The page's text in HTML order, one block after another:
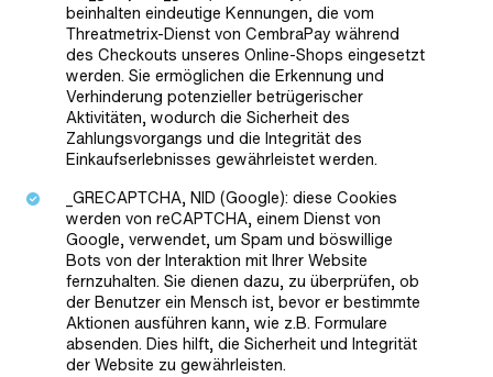
beinhalten eindeutige Kennungen, die vom
Threatmetrix-Dienst von CembraPay während
des Checkouts unseres Online-Shops eingesetzt
werden. Sie ermöglichen die Erkennung und
Verhinderung potenzieller betrügerischer
Aktivitäten, wodurch die Sicherheit des
Zahlungsvorgangs und die Integrität des
Einkaufserlebnisses gewährleistet werden.
_GRECAPTCHA, NID (Google): diese Cookies
werden von reCAPTCHA, einem Dienst von
Google, verwendet, um Spam und böswillige
Bots von der Interaktion mit Ihrer Website
fernzuhalten. Sie dienen dazu, zu überprüfen, ob
der Benutzer ein Mensch ist, bevor er bestimmte
Aktionen ausführen kann, wie z.B. Formulare
absenden. Dies hilft, die Sicherheit und Integrität
der Website zu gewährleisten.